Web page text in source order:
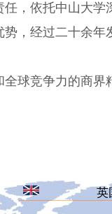
，依托中山大
，经过二十余
球竞争力的商
英